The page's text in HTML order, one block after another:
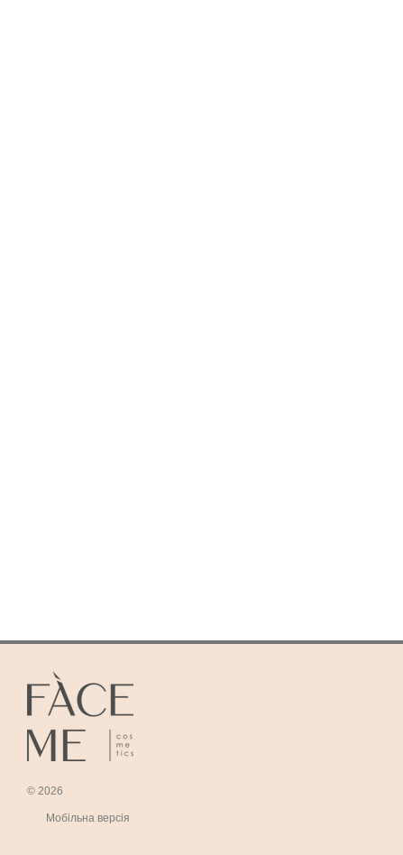
© 2026
Мобільна версія